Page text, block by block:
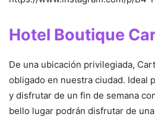
Hotel Boutique
De una ubicación privilegiada,
obligado en nuestra ciudad. Ideal
y disfrutar de un fin de semana
bello lugar podrán disfrutar de